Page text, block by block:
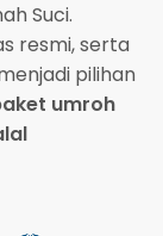
Suci.
resmi, serta
pilihan
umroh